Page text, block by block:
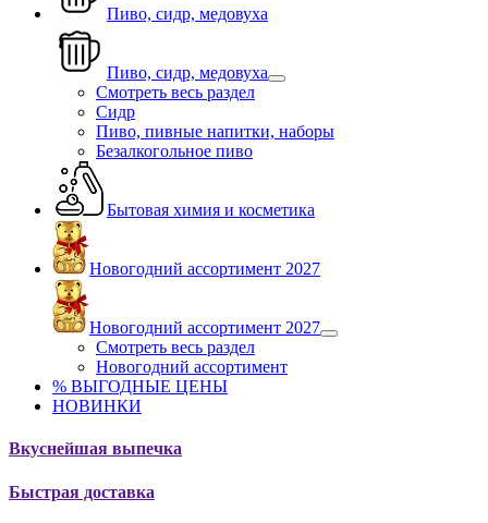
Пиво, сидр, медовуха
Пиво, сидр, медовуха
Смотреть весь раздел
Сидр
Пиво, пивные напитки, наборы
Безалкогольное пиво
Бытовая химия и косметика
Новогодний ассортимент 2027
Новогодний ассортимент 2027
Смотреть весь раздел
Новогодний ассортимент
% ВЫГОДНЫЕ ЦЕНЫ
НОВИНКИ
Вкуснейшая выпечка
Быстрая доставка